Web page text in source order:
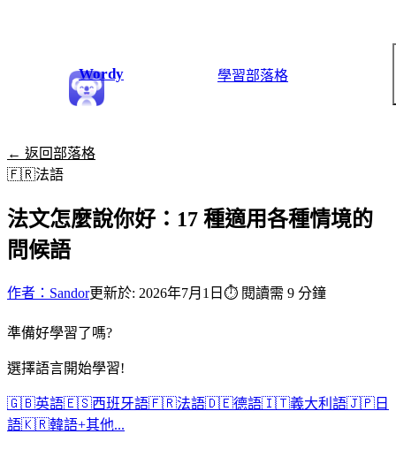
Wordy 學習部落格
← 返回部落格
🇫🇷法語
法文怎麼說你好：17 種適用各種情境的
問候語
作者：Sandor更新於: 2026年7月1日 ⏱ 閱讀需 9 分鐘
準備好學習了嗎?
選擇語言開始學習!
🇬🇧英語🇪🇸西班牙語🇫🇷法語🇩🇪德語🇮🇹義大利語🇯🇵 日
語🇰🇷韓語+其他...